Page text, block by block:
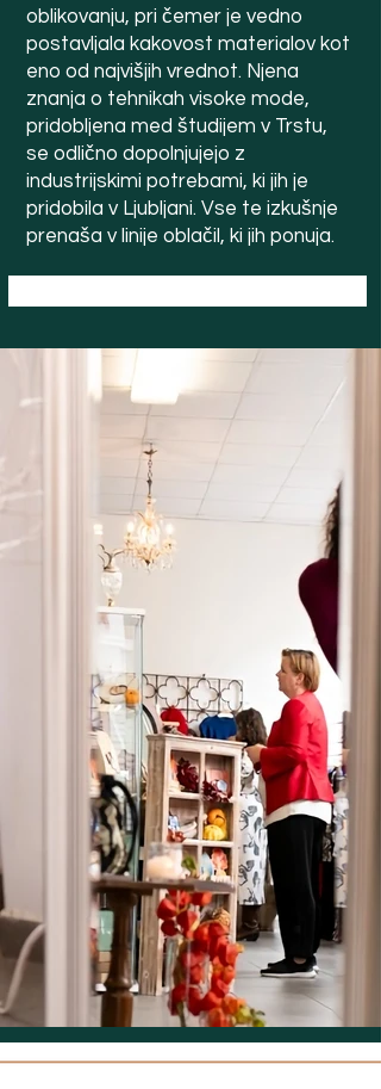
oblikovanju, pri čemer je vedno
postavljala kakovost materialov kot
eno od najvišjih vrednot. Njena
znanja o tehnikah visoke mode,
pridobljena med študijem v Trstu,
se odlično dopolnjujejo z
industrijskimi potrebami, ki jih je
pridobila v Ljubljani. Vse te izkušnje
prenaša v linije oblačil, ki jih ponuja.